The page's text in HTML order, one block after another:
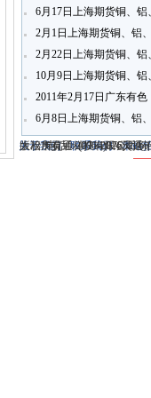
6月17日上海期货铜、铝
开盘行情
2月1日上海期货铜、铝
开盘行情
2月22日上海期货铜、铝
开盘行情
10月9日上海期货铜、铝
开盘行情
2011年2月17日广东有色
铝锭现货报价
6月8日上海期货铜、铝
开盘行情
关于我们-联系我们-本站
电话：(0714)8765286
大冶市灵通科技有限公司 @
版权所有 © 2006-2026灵通